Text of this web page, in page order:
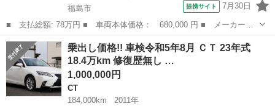
福島市
提携サイト 7月30日
■ 支払総額: 78万円 ■ 車両本体価格： 680,000 円 ■ メーカー
名： レクサス ■ 車種名： ＣＴ ■ グレード名： ＣＴ２００
ｈ バージョンＣ １年保証付 ＬＥＤヘッドライト 社外アルミ
クルーズコントロー...
福島 福島市
乗出し価格!! 車検令和5年8月 ＣＴ 23年式
18.4万km 修復歴無し …
1,000,000円
CT
184,000km
2011年